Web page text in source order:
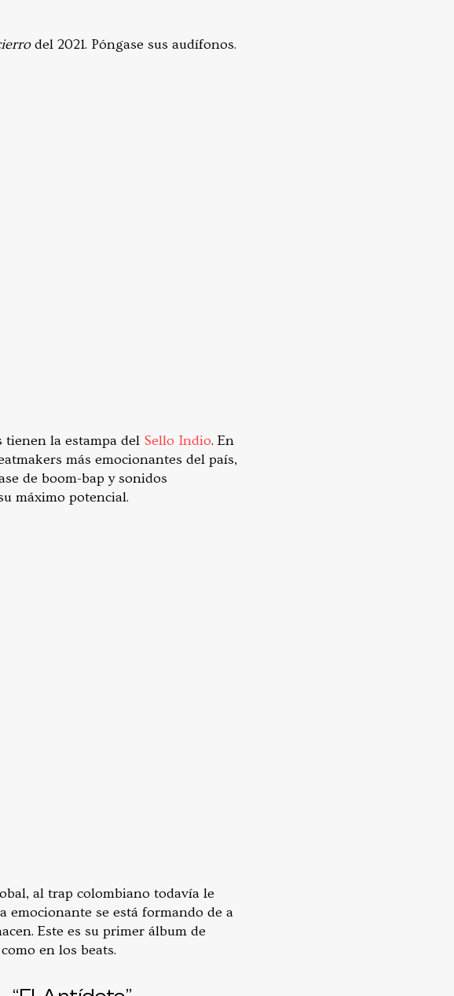
del 2021. Póngase sus audífonos.
tienen la estampa del Sello Indio. En
más emocionantes del país,
de boom-bap y sonidos
máximo potencial.
al trap colombiano todavía le
emocionante se está formando de a
Este es su primer álbum de
en los beats.